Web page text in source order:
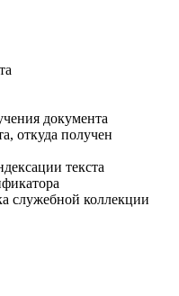
документа
откуда получен
текста
служебной коллекции